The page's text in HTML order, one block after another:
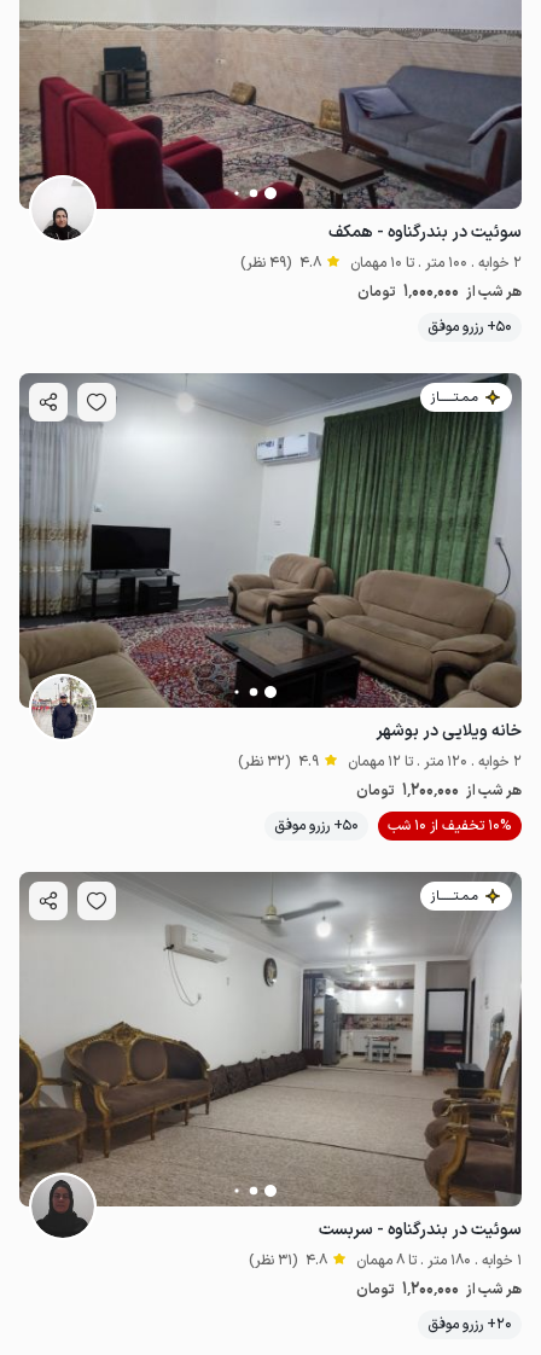
999٬000ت 4.9
800٬000ت 4.8
1.5میلیون ت 4.8
سوئیت در بندرگناوه - همکف
2 خوابه . 100 متر . تا 10 مهمان 4.8 (49 نظر)
هر شب از 1٬000٬000 تومان
50+ رزرو موفق
مـمـتــــــاز
خانه ویلایی در بوشهر
2 خوابه . 120 متر . تا 12 مهمان 4.9 (32 نظر)
هر شب از 1٬200٬000 تومان
10% تخفیف از 10 شب
50+ رزرو موفق
مـمـتــــــاز
سوئیت در بندرگناوه - سربست
1 خوابه . 180 متر . تا 8 مهمان 4.8 (31 نظر)
هر شب از 1٬200٬000 تومان
20+ رزرو موفق